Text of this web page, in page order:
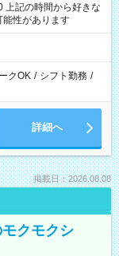
性があります
クOK / シフト勤務 /
詳細へ
掲載日：2026.08.08
クモクシ